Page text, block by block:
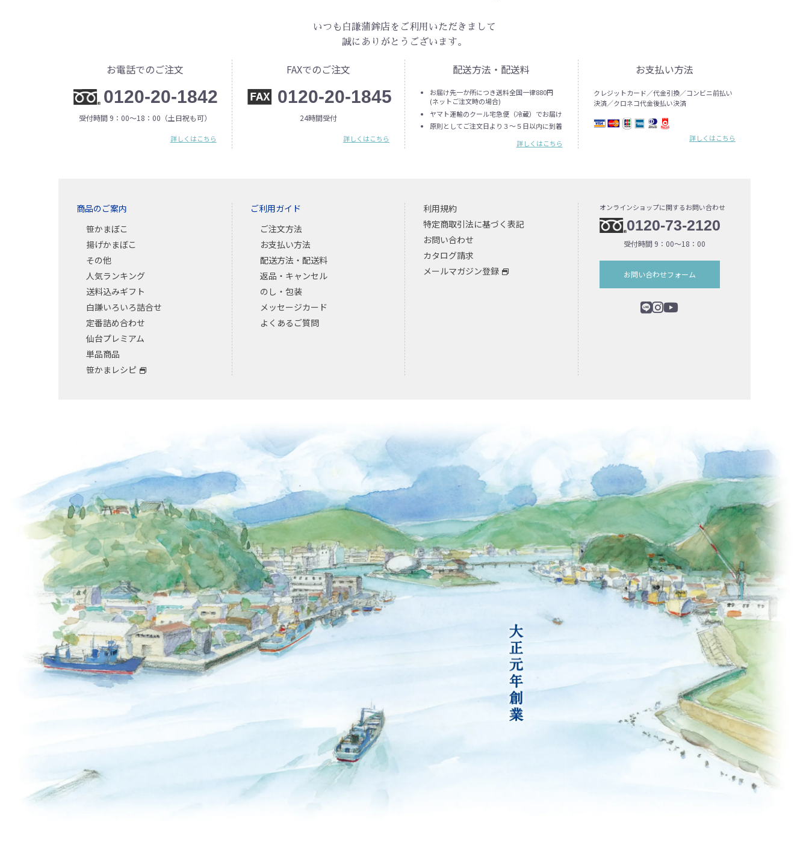
いつも白謙蒲鉾店をご利用いただきまして
誠にありがとうございます。
お電話でのご注文
0120-20-1842
受付時間 9：00〜18：00（土日祝も可）
詳しくはこちら
FAXでのご注文
0120-20-1845
24時間受付
詳しくはこちら
配送方法・配送料
お届け先一か所につき送料全国一律880円
(ネットご注文時の場合)
ヤマト運輸のクール宅急便（冷蔵）でお届け
原則としてご注文日より３～５日以内に到着
詳しくはこちら
お支払い方法
クレジットカード／代金引換／コンビニ前払い
決済／クロネコ代金後払い決済
詳しくはこちら
商品のご案内
笹かまぼこ
揚げかまぼこ
その他
人気ランキング
送料込みギフト
白謙いろいろ詰合せ
定番詰め合わせ
仙台プレミアム
単品商品
笹かまレシピ
ご利用ガイド
ご注文方法
お支払い方法
配送方法・配送料
返品・キャンセル
のし・包装
メッセージカード
よくあるご質問
利用規約
特定商取引法に基づく表記
お問い合わせ
カタログ請求
メールマガジン登録
オンラインショップに関するお問い合わせ
0120-73-2120
受付時間 9：00〜18：00
お問い合わせフォーム